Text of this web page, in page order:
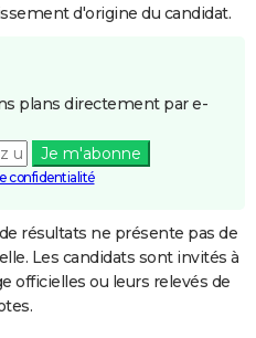
d'origine du candidat.
plans directement par e-
Je m'abonne
confidentialité
résultats ne présente pas de
Les candidats sont invités à
officielles ou leurs relevés de